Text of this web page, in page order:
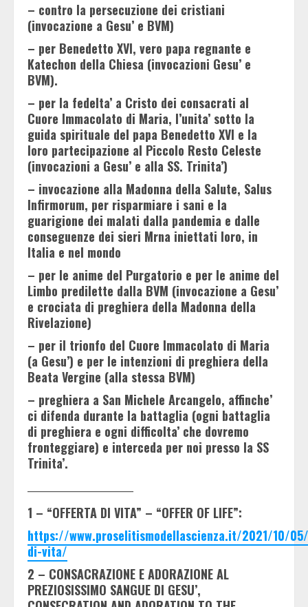
– contro la persecuzione dei cristiani
(invocazione a Gesu’ e BVM)
– per Benedetto XVI, vero papa regnante e
Katechon della Chiesa (invocazioni Gesu’ e
BVM).
– per la fedelta’ a Cristo dei consacrati al
Cuore Immacolato di Maria, l’unita’ sotto la
guida spirituale del papa Benedetto XVI e la
loro partecipazione al Piccolo Resto Celeste
(invocazioni a Gesu’ e alla SS. Trinita’)
– invocazione alla Madonna della Salute, Salus
Infirmorum, per risparmiare i sani e la
guarigione dei malati dalla pandemia e dalle
conseguenze dei sieri Mrna iniettati loro, in
Italia e nel mondo
– per le anime del Purgatorio e per le anime del
Limbo predilette dalla BVM (invocazione a Gesu’
e crociata di preghiera della Madonna della
Rivelazione)
– per il trionfo del Cuore Immacolato di Maria
(a Gesu’) e per le intenzioni di preghiera della
Beata Vergine (alla stessa BVM)
– preghiera a San Michele Arcangelo, affinche’
ci difenda durante la battaglia (ogni battaglia
di preghiera e ogni difficolta’ che dovremo
fronteggiare) e interceda per noi presso la SS
Trinita’.
1 – “OFFERTA DI VITA” – “OFFER OF LIFE”:
https://www.proselitismodellascienza.it/2021/10/
di-vita/
2 – CONSACRAZIONE E ADORAZIONE AL
PREZIOSISSIMO SANGUE DI GESU’,